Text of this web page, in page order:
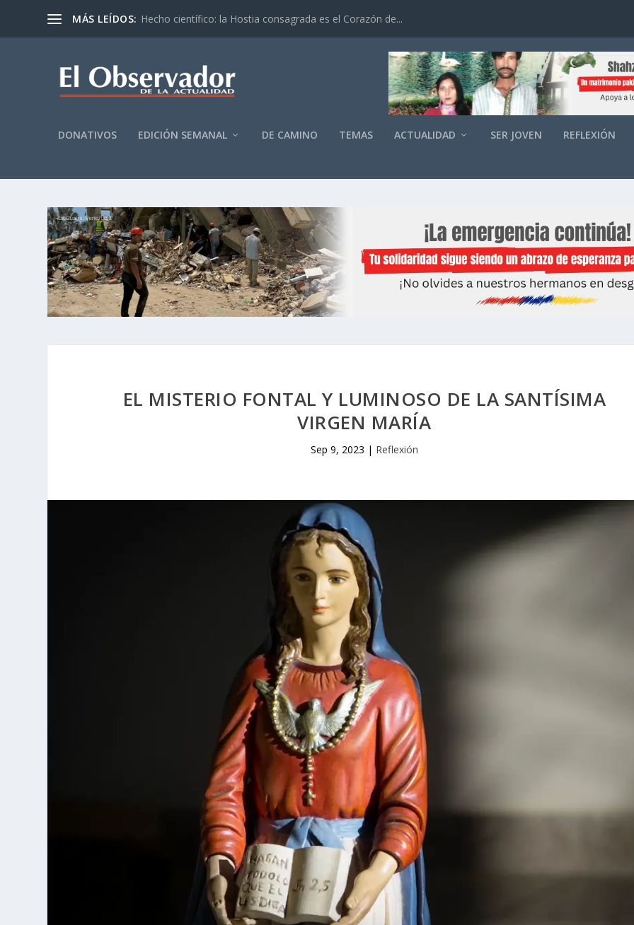
MÁS LEÍDOS: Hecho científico: la Hostia consagrada es el Corazón de...
DONATIVOS EDICIÓN SEMANAL DE CAMINO TEMAS ACTUALIDAD SER JOVEN REFLEXIÓN
EL MISTERIO FONTAL Y LUMINOSO DE LA SANTÍSIMA
VIRGEN MARÍA
Sep 9, 2023 | Reflexión